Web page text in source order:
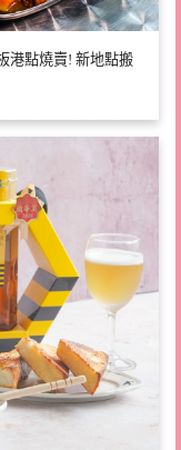
港點燒賣! 新地點搬